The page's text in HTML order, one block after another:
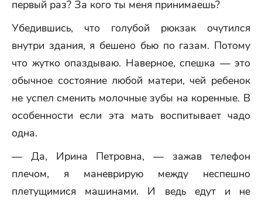
первый раз? За кого ты меня принимаешь?
Убедившись, что голубой рюкзак очутился
внутри здания, я бешено бью по газам. Потому
что жутко опаздываю. Наверное, спешка — это
обычное состояние любой матери, чей ребенок
не успел сменить молочные зубы на коренные. В
особенности если эта мать воспитывает чадо
одна.
— Да, Ирина Петровна, — зажав телефон
плечом, я маневрирую между неспешно
плетущимися машинами. И ведь едут и не